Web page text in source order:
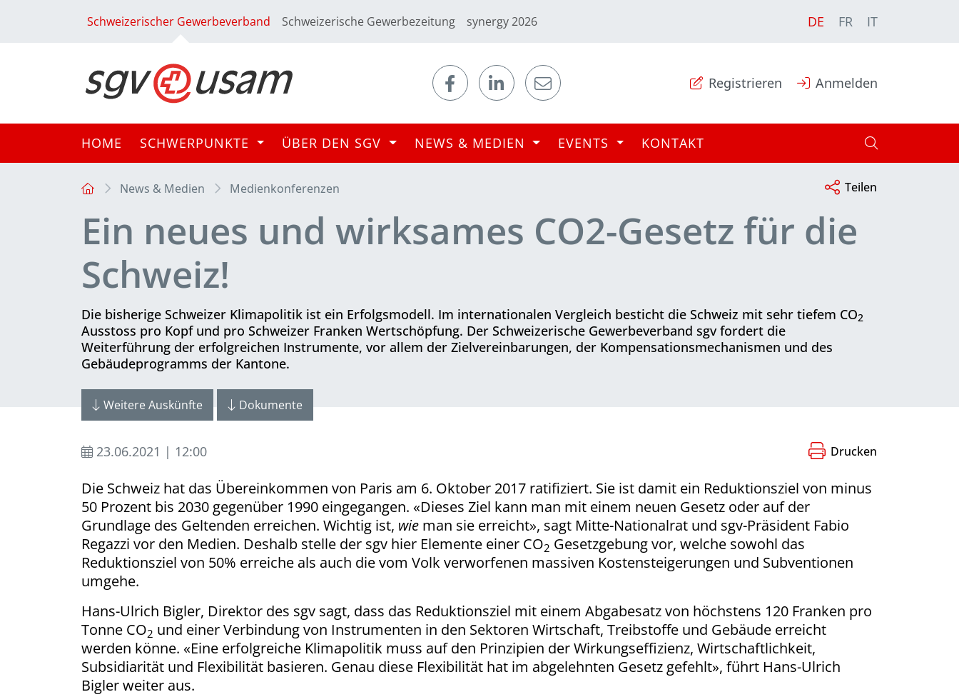
Schweizerischer Gewerbeverband Schweizerische Gewerbezeitung synergy 2026 DE FR IT
Registrieren Anmelden
HOME SCHWERPUNKTE ÜBER DEN SGV NEWS & MEDIEN EVENTS KONTAKT
News & Medien Medienkonferenzen Teilen
Ein neues und wirksames CO2-Gesetz für die
Schweiz!
Die bisherige Schweizer Klimapolitik ist ein Erfolgsmodell. Im internationalen Vergleich besticht die Schweiz mit sehr tiefem CO2
Ausstoss pro Kopf und pro Schweizer Franken Wertschöpfung. Der Schweizerische Gewerbeverband sgv fordert die
Weiterführung der erfolgreichen Instrumente, vor allem der Zielvereinbarungen, der Kompensationsmechanismen und des
Gebäudeprogramms der Kantone.
Weitere Auskünfte Dokumente
23.06.2021 | 12:00 Drucken
Die Schweiz hat das Übereinkommen von Paris am 6. Oktober 2017 ratifiziert. Sie ist damit ein Reduktionsziel von minus
50 Prozent bis 2030 gegenüber 1990 eingegangen. «Dieses Ziel kann man mit einem neuen Gesetz oder auf der
Grundlage des Geltenden erreichen. Wichtig ist, wie man sie erreicht», sagt Mitte-Nationalrat und sgv-Präsident Fabio
Regazzi vor den Medien. Deshalb stelle der sgv hier Elemente einer CO2 Gesetzgebung vor, welche sowohl das
Reduktionsziel von 50% erreiche als auch die vom Volk verworfenen massiven Kostensteigerungen und Subventionen
umgehe.
Hans-Ulrich Bigler, Direktor des sgv sagt, dass das Reduktionsziel mit einem Abgabesatz von höchstens 120 Franken pro
Tonne CO2 und einer Verbindung von Instrumenten in den Sektoren Wirtschaft, Treibstoffe und Gebäude erreicht
werden könne. «Eine erfolgreiche Klimapolitik muss auf den Prinzipien der Wirkungseffizienz, Wirtschaftlichkeit,
Subsidiarität und Flexibilität basieren. Genau diese Flexibilität hat im abgelehnten Gesetz gefehlt», führt Hans-Ulrich
Bigler weiter aus.